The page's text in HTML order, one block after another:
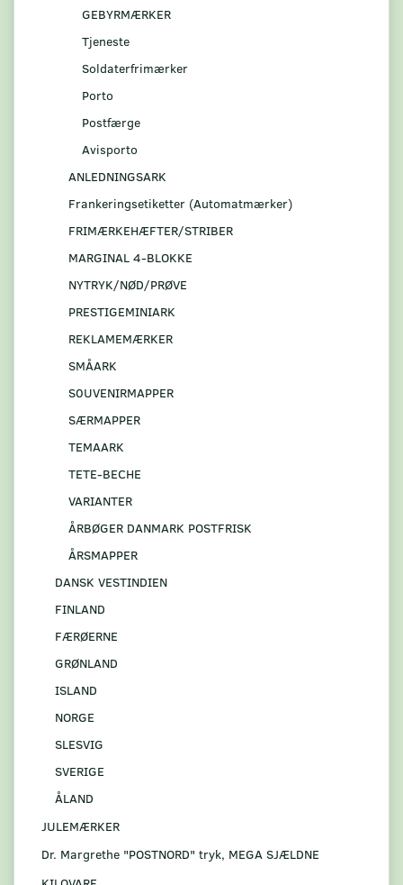
GEBYRMÆRKER
Tjeneste
Soldaterfrimærker
Porto
Postfærge
Avisporto
ANLEDNINGSARK
Frankeringsetiketter (Automatmærker)
FRIMÆRKEHÆFTER/STRIBER
MARGINAL 4-BLOKKE
NYTRYK/NØD/PRØVE
PRESTIGEMINIARK
REKLAMEMÆRKER
SMÅARK
S0UVENIRMAPPER
SÆRMAPPER
TEMAARK
TETE-BECHE
VARIANTER
ÅRBØGER DANMARK POSTFRISK
ÅRSMAPPER
DANSK VESTINDIEN
FINLAND
FÆRØERNE
GRØNLAND
ISLAND
NORGE
SLESVIG
SVERIGE
ÅLAND
JULEMÆRKER
Dr. Margrethe "POSTNORD" tryk, MEGA SJÆLDNE